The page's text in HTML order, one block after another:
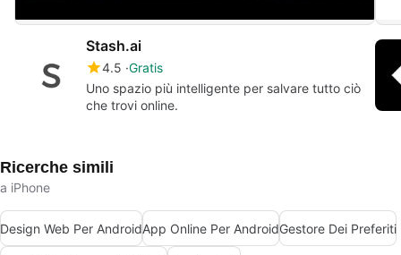
Stash.ai
4.5 Gratis
Uno spazio più intelligente per salvare tutto ciò
che trovi online.
Ricerche simili
a iPhone
Design Web Per AndroidApp Online Per AndroidGestore Dei Preferiti